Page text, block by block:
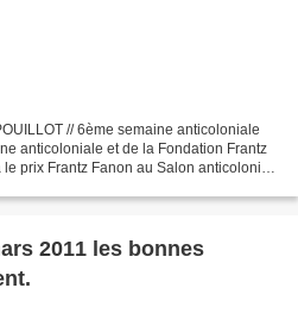
// 6ème semaine anticoloniale
anticoloniale et de la Fondation Frantz
prix Frantz Fanon au Salon anticolonial
2011 les bonnes